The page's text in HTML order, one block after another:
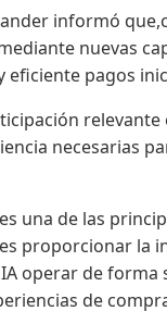
informó
nuevas
pagos
necesarias
una de las
proporcionar la
operar de
de